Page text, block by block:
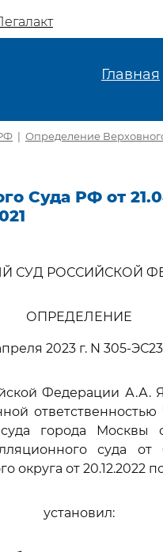
Главная
| Определение
Суда РФ от
СУД РОССИЙСКОЙ
ОПРЕДЕЛЕНИЕ
2023 г. N 305-
Федерации А.А.
города Москвы
суда от
округа от 20.12.2022
установил: